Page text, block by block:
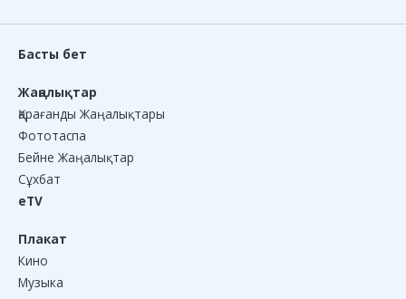
Басты бет
Жаңалықтар
Қарағанды Жаңалықтары
Фототаспа
Бейне Жаңалықтар
Сұхбат
eTV
Плакат
Кино
Музыка